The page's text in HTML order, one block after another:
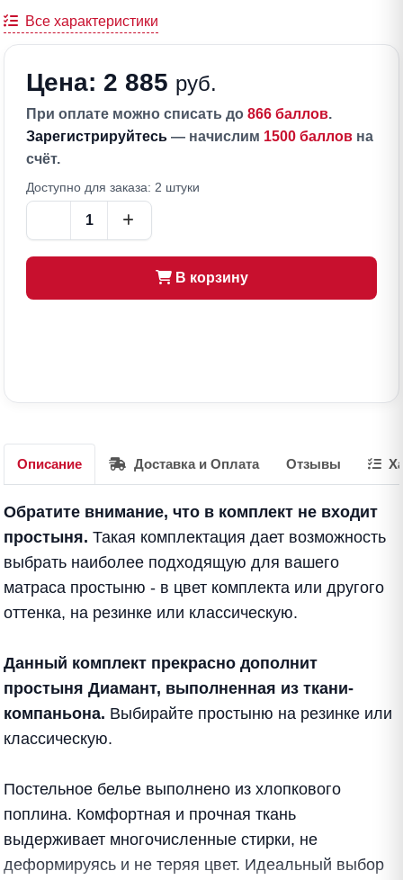
Все характеристики
Цена: 2 885 руб.
При оплате можно списать до 866 баллов.
Зарегистрируйтесь — начислим 1500 баллов на
счёт.
Доступно для заказа: 2 штуки
В корзину
Описание Доставка и Оплата Отзывы
Обратите внимание, что в комплект не входит
простыня. Такая комплектация дает возможность
выбрать наиболее подходящую для вашего
матраса простыню - в цвет комплекта или другого
оттенка, на резинке или классическую.
Данный комплект прекрасно дополнит
простыня Диамант, выполненная из ткани-
компаньона. Выбирайте простыню на резинке или
классическую.
Постельное белье выполнено из хлопкового
поплина. Комфортная и прочная ткань
выдерживает многочисленные стирки, не
деформируясь и не теряя цвет. Идеальный выбор